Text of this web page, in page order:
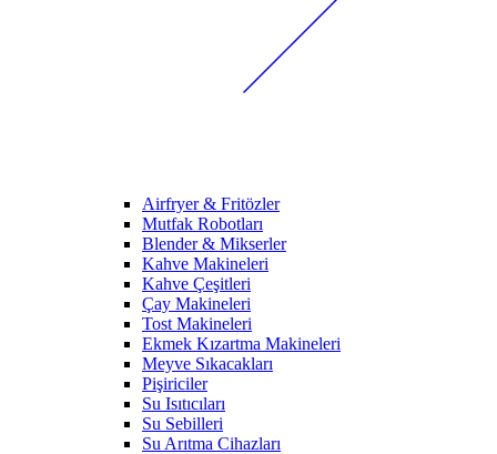
Airfryer & Fritözler
Mutfak Robotları
Blender & Mikserler
Kahve Makineleri
Kahve Çeşitleri
Çay Makineleri
Tost Makineleri
Ekmek Kızartma Makineleri
Meyve Sıkacakları
Pişiriciler
Su Isıtıcıları
Su Sebilleri
Su Arıtma Cihazları